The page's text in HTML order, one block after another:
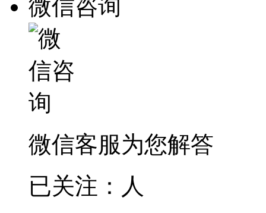
微信咨询
微信客服为您解答
已关注： 人